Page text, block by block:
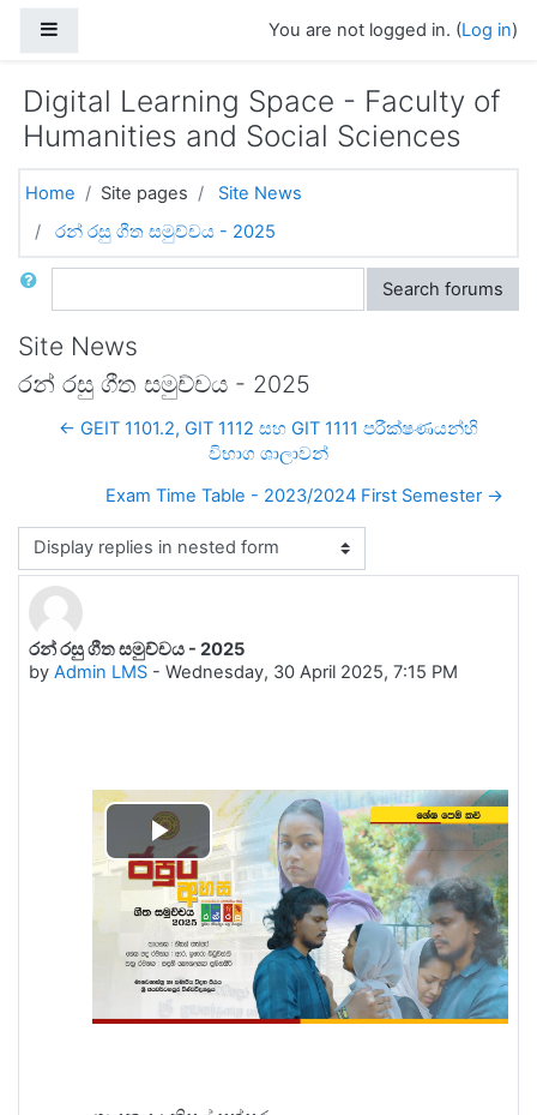
You are not logged in. (Log in)
Digital Learning Space - Faculty of
Humanities and Social Sciences
Home Site pages
Site News
රන්‍ රසු ගීත සමුච්චය - 2025
Search Search forums
Site News
රන්‍ රසු ගීත සමුච්චය - 2025
← GEIT 1101.2, GIT 1112 සහ GIT 1111 පරීක්ෂණයන්හි
විභාග ශාලාවන්
Exam Time Table - 2023/2024 First Semester →
Display mode
රන්‍ රසු ගීත සමුච්චය - 2025
by Admin LMS - Wednesday, 30 April 2025, 7:15 PM
Number of replies: 0
Play
Video